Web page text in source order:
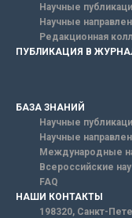
Научные
Научные
Редакционная
ПУБЛИКАЦИЯ В
БАЗА ЗНАНИЙ
Научные
Научные
Международные
Всероссийские
FAQ
НАШИ КОНТАКТЫ
198320, Санкт-